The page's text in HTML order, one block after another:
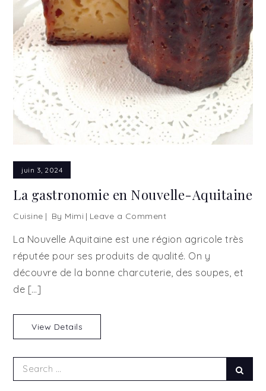
juin 3, 2024
La gastronomie en Nouvelle-Aquitaine
Cuisine By Mimi Leave a Comment
gastronomie
en
Nouvelle-
La Nouvelle Aquitaine est une région agricole très
réputée pour ses produits de qualité. On y
découvre de la bonne charcuterie, des soupes, et
de […]
View Details
Search
for: